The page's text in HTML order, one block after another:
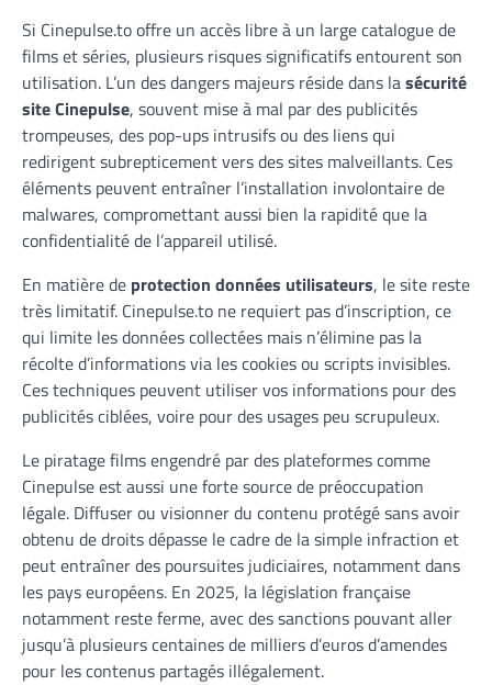
Si Cinepulse.to offre un accès libre à un large catalogue de
films et séries, plusieurs risques significatifs entourent son
utilisation. L’un des dangers majeurs réside dans lasécurité
site Cinepulse, souvent mise à mal par des publicités
trompeuses, des pop-ups intrusifs ou des liens qui
redirigent subrepticement vers des sites malveillants. Ces
éléments peuvent entraîner l’installation involontaire de
malwares, compromettant aussi bien la rapidité que la
confidentialité de l’appareil utilisé.
En matière de protection données utilisateurs, le site reste
très limitatif. Cinepulse.to ne requiert pas d’inscription, ce
qui limite les données collectées mais n’élimine pas la
récolte d’informations via les cookies ou scripts invisibles.
Ces techniques peuvent utiliser vos informations pour des
publicités ciblées, voire pour des usages peu scrupuleux.
Le piratage films engendré par des plateformes comme
Cinepulse est aussi une forte source de préoccupation
légale. Diffuser ou visionner du contenu protégé sans avoir
obtenu de droits dépasse le cadre de la simple infraction et
peut entraîner des poursuites judiciaires, notamment dans
les pays européens. En 2025, la législation française
notamment reste ferme, avec des sanctions pouvant aller
jusqu’à plusieurs centaines de milliers d’euros d’amendes
pour les contenus partagés illégalement.